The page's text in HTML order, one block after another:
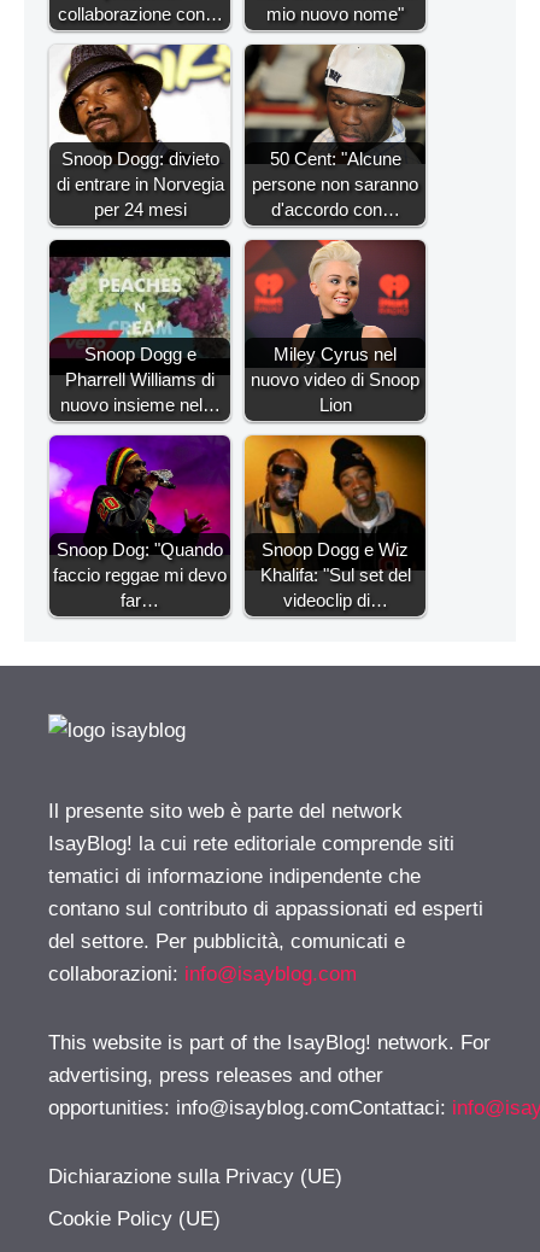
collaborazione con…
mio nuovo nome"
Snoop Dogg: divieto
di entrare in Norvegia
per 24 mesi
50 Cent: "Alcune
persone non saranno
d'accordo con…
Snoop Dogg e
Pharrell Williams di
nuovo insieme nel…
Miley Cyrus nel
nuovo video di Snoop
Lion
Snoop Dog: "Quando
faccio reggae mi devo
far…
Snoop Dogg e Wiz
Khalifa: "Sul set del
videoclip di…
Il presente sito web è parte del network
IsayBlog! la cui rete editoriale comprende siti
tematici di informazione indipendente che
contano sul contributo di appassionati ed esperti
del settore. Per pubblicità, comunicati e
collaborazioni: info@isayblog.com
This website is part of the IsayBlog! network. For
advertising, press releases and other
opportunities: info@isayblog.comContattaci:
Dichiarazione sulla Privacy (UE)
Cookie Policy (UE)